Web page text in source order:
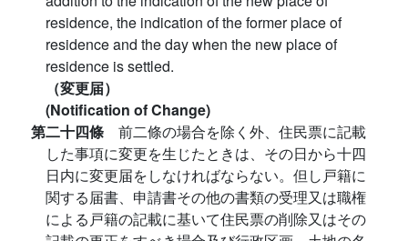
residence, the indication of the former place of
residence and the day when the new place of
residence is settled.
（変更届）
(Notification of Change)
第二十四條 前二條の場合を除く外、住民票に記載
した事項に変更を生じたときは、その日から十四
日内に変更届をしなければならない。但し戸籍に
関する届書、申請書その他の書類の受理又は職権
による戸籍の記載に基いて住民票の削除又はその